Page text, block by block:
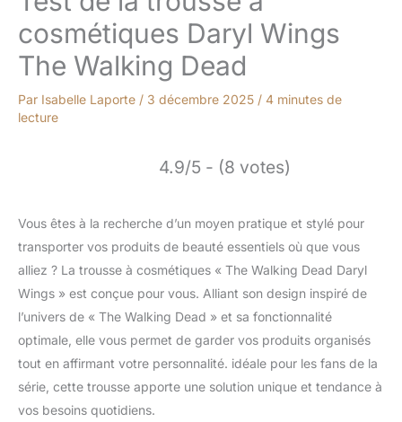
cosmétiques Daryl Wings
The Walking Dead
Par Isabelle Laporte / 3 décembre 2025 / 4 minutes de
lecture
4.9/5 - (8 votes)
Vous êtes à la recherche d’un moyen pratique et stylé pour
transporter vos produits de beauté essentiels où que vous
alliez ? La trousse à cosmétiques « The Walking Dead Daryl
Wings » est conçue pour vous. Alliant son design inspiré de
l’univers de « The Walking Dead » et sa fonctionnalité
optimale, elle vous permet de garder vos produits organisés
tout en affirmant votre personnalité. idéale pour les fans de la
série, cette trousse apporte une solution unique et tendance à
vos besoins quotidiens.